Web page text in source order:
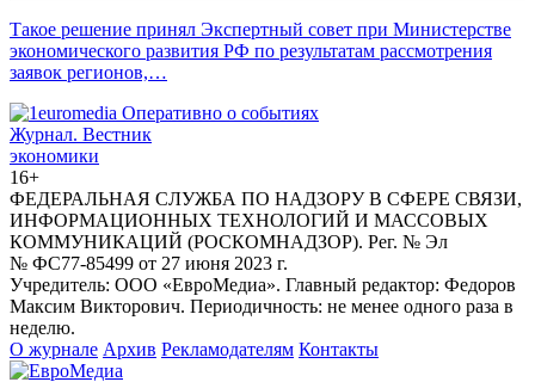
Такое решение принял Экспертный совет при Министерстве
экономического развития РФ по результатам рассмотрения
заявок регионов,…
Журнал. Вестник
экономики
16+
ФЕДЕРАЛЬНАЯ СЛУЖБА ПО НАДЗОРУ В СФЕРЕ СВЯЗИ,
ИНФОРМАЦИОННЫХ ТЕХНОЛОГИЙ И МАССОВЫХ
КОММУНИКАЦИЙ (РОСКОМНАДЗОР). Рег. № Эл
№ ФС77-85499 от 27 июня 2023 г.
Учредитель: ООО «ЕвроМедиа». Главный редактор: Федоров
Максим Викторович. Периодичность: не менее одного раза в
неделю.
О журнале Архив Рекламодателям Контакты